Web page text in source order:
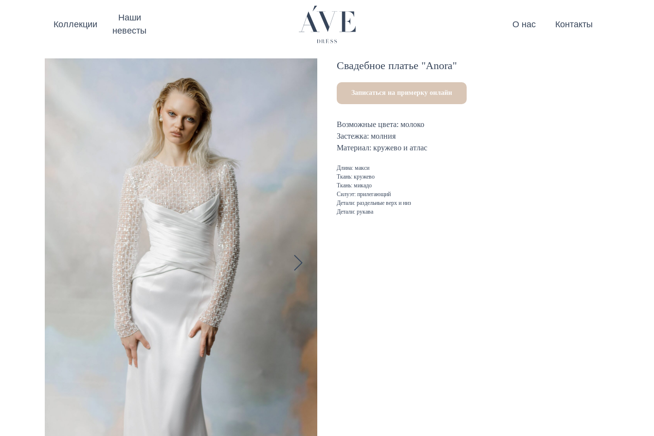
Коллекции
Наши
невесты
О нас Контакты
Cвадебное платье "Anora"
Записаться на примерку онлайн
Возможные цвета: молоко
Застежка: молния
Материал: кружево и атлас
Длина: макси
Ткань: кружево
Ткань: микадо
Силуэт: прилегающий
Детали: раздельные верх и низ
Детали: рукава